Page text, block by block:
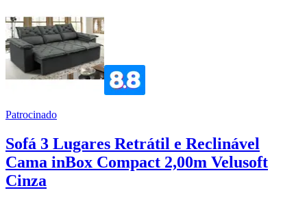
Patrocinado
Sofá 3 Lugares Retrátil e Reclinável
Cama inBox Compact 2,00m Velusoft
Cinza